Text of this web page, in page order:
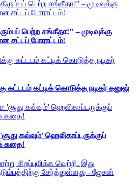
பெற்ற சங்கீதா!" – முடிவுக்கு
சட்டப் போராட்டம்!
கட்டடம் கட்டிக் கொடுத்த நடிகர் தனுஷ்
கவ்வும்' ஹெலிகாப்டருக்குப்
கதை!